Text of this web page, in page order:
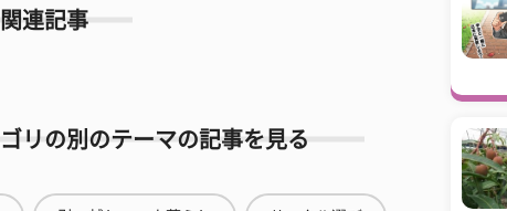
関連記事
リの別のテーマの記事を見る